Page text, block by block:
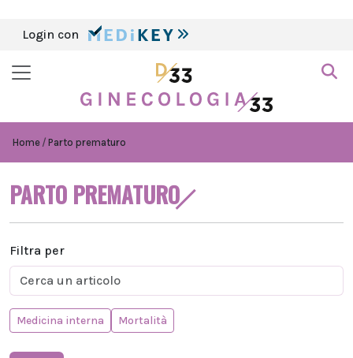
Login con
Home Parto prematuro
PARTO PREMATURO
Filtra per
Medicina interna Mortalità